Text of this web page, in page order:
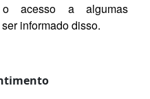
acesso a algumas
informado disso.